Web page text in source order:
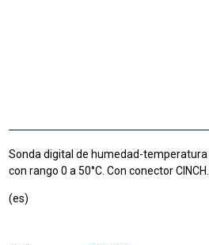
Sonda digital de humedad-temperatura
con rango 0 a 50°C. Con conector CINCH.
(es)